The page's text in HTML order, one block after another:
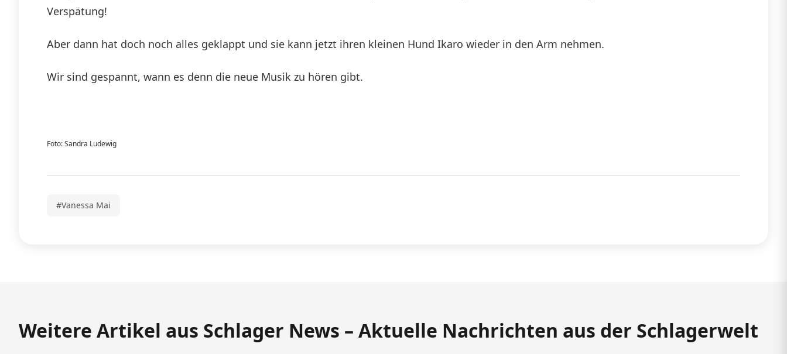
Verspätung!
Aber dann hat doch noch alles geklappt und sie kann jetzt ihren kleinen Hund Ikaro wieder in den Arm nehmen.
Wir sind gespannt, wann es denn die neue Musik zu hören gibt.
Foto: Sandra Ludewig
#Vanessa Mai
Weitere Artikel aus Schlager News – Aktuelle Nachrichten aus der Schlagerwelt